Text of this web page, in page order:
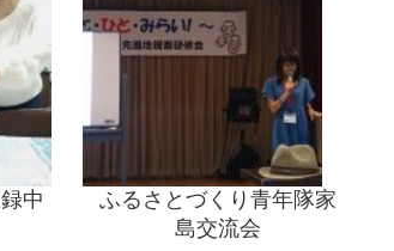
中
ふるさとづくり青年隊家
島交流会